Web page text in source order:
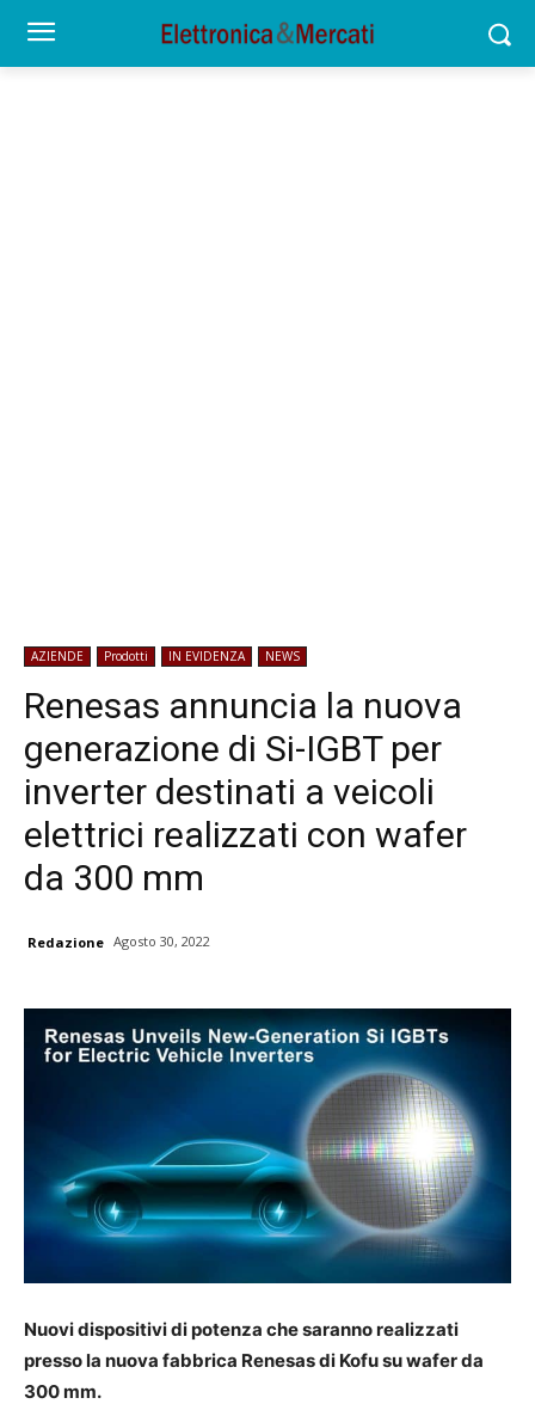
AZIENDE Prodotti IN EVIDENZA NEWS
Renesas annuncia la nuova
generazione di Si-IGBT per
inverter destinati a veicoli
elettrici realizzati con wafer
da 300 mm
Redazione Agosto 30, 2022
Nuovi dispositivi di potenza che saranno realizzati
presso la nuova fabbrica Renesas di Kofu su wafer da
300 mm.